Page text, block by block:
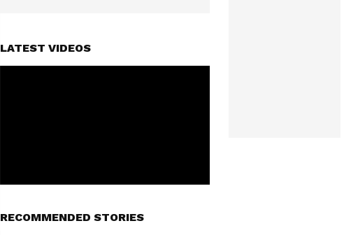
LATEST VIDEOS
RECOMMENDED STORIES